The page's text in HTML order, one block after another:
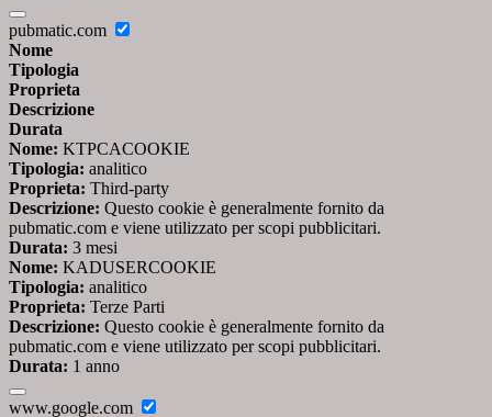
pubmatic.com
Nome
Tipologia
Proprieta
Descrizione
Durata
Nome: KTPCACOOKIE
Tipologia: analitico
Proprieta: Third-party
Descrizione: Questo cookie è generalmente fornito da
pubmatic.com e viene utilizzato per scopi pubblicitari.
Durata: 3 mesi
Nome: KADUSERCOOKIE
Tipologia: analitico
Proprieta: Terze Parti
Descrizione: Questo cookie è generalmente fornito da
pubmatic.com e viene utilizzato per scopi pubblicitari.
Durata: 1 anno
www.google.com